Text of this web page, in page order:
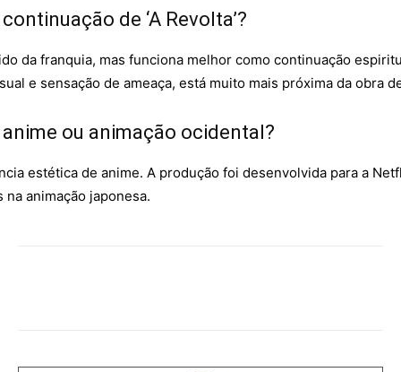
de ‘A Revolta’?
da franquia, mas funciona melhor como continuação
e sensação de ameaça, está muito mais próxima da obra
anime ou animação ocidental?
estética de anime. A produção foi desenvolvida para a
animação japonesa.